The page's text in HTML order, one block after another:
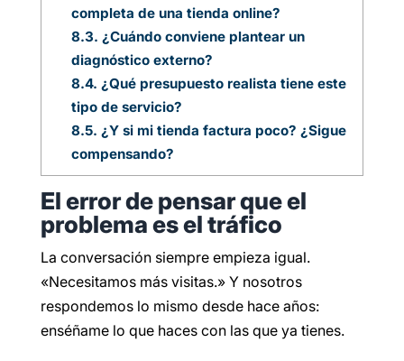
completa de una tienda online?
8.3. ¿Cuándo conviene plantear un
diagnóstico externo?
8.4. ¿Qué presupuesto realista tiene este
tipo de servicio?
8.5. ¿Y si mi tienda factura poco? ¿Sigue
compensando?
El error de pensar que el
problema es el tráfico
La conversación siempre empieza igual.
«Necesitamos más visitas.» Y nosotros
respondemos lo mismo desde hace años:
enséñame lo que haces con las que ya tienes.